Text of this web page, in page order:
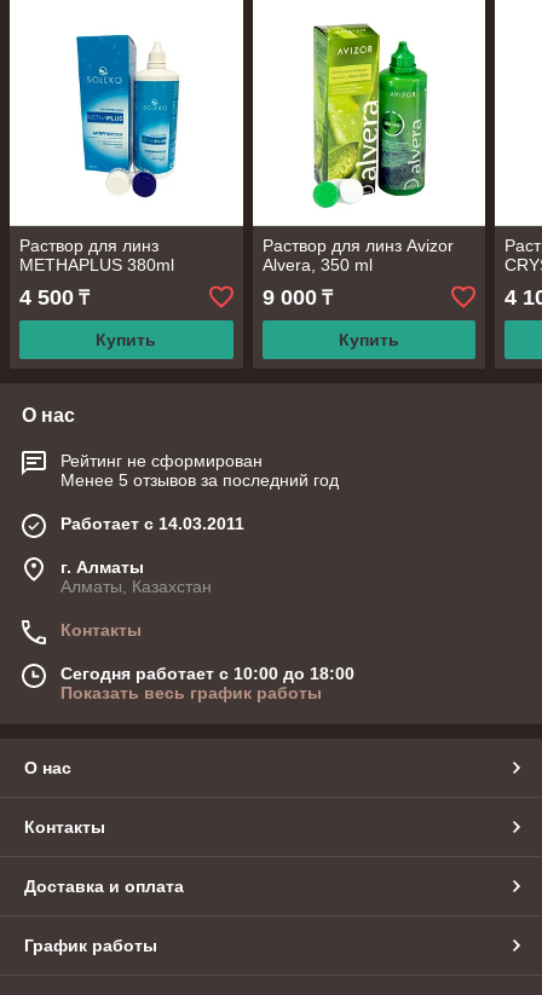
Раствор для линз
METHAPLUS 380ml
4 500 ₸
Купить
Раствор для линз Avizor
Alvera, 350 ml
9 000₸
Купить
4
О нас
Рейтинг не сформирован
Менее 5 отзывов за последний год
Работает с 14.03.2011
г. Алматы
Алматы, Казахстан
Контакты
Сегодня работает с 10:00 до 18:00
Показать весь график работы
О нас
Контакты
Доставка и оплата
График работы